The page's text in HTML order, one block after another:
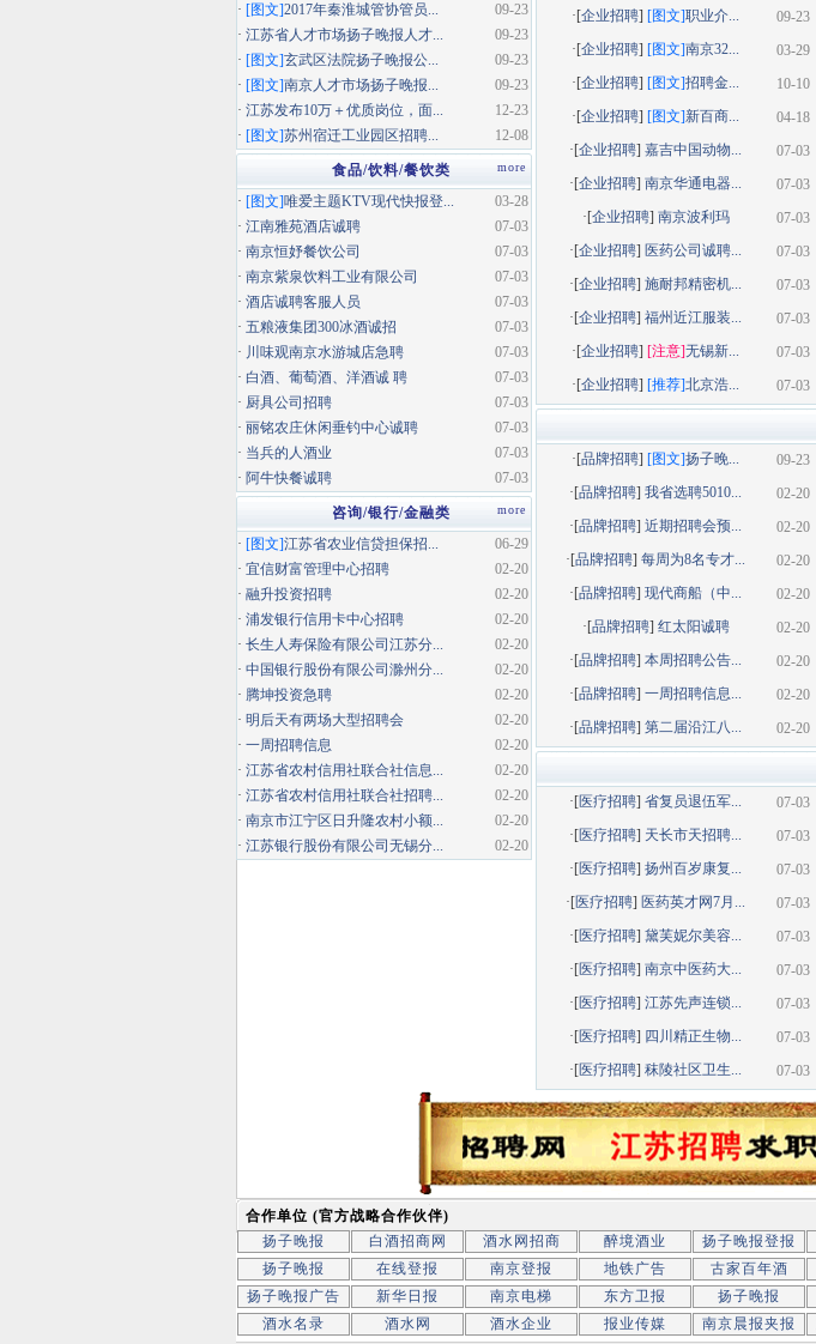
09-23
·[企业招聘] [图文]职业介...
03-29
·[企业招聘] [图文]南京32...
10-10
·[企业招聘] [图文]招聘金...
04-18
·[企业招聘] [图文]新百商...
07-03
·[企业招聘]嘉吉中国动物...
07-03
·[企业招聘]南京华通电器...
07-03
·[企业招聘] 南京波利玛
07-03
·[企业招聘] 医药公司诚聘...
07-03
·[企业招聘]施耐邦精密机...
07-03
·[企业招聘]福州近江服装...
07-03
·[企业招聘] [注意]无锡新...
07-03
·[企业招聘] [推荐]北京浩...
09-23
·[品牌招聘] [图文]扬子晚...
02-20
·[品牌招聘]我省选聘5010...
02-20
·[品牌招聘]近期招聘会预...
02-20
·[品牌招聘]每周为8名专才...
02-20
·[品牌招聘]现代商船（中...
02-20
·[品牌招聘] 红太阳诚聘
02-20
·[品牌招聘]本周招聘公告...
02-20
·[品牌招聘]一周招聘信息...
02-20
·[品牌招聘]第二届沿江八...
07-03
·[医疗招聘]省复员退伍军...
07-03
·[医疗招聘] 天长市天招聘...
07-03
·[医疗招聘]扬州百岁康复...
07-03
·[医疗招聘] 医药英才网7月...
07-03
·[医疗招聘]黛芙妮尔美容...
07-03
·[医疗招聘]南京中医药大...
07-03
·[医疗招聘]江苏先声连锁...
07-03
·[医疗招聘] 四川精正生物...
07-03
·[医疗招聘]秣陵社区卫生...
09-23
· [图文]2017年秦淮城管协管员...
09-23
· 江苏省人才市场扬子晚报人才...
09-23
· [图文]玄武区法院扬子晚报公...
09-23
· [图文]南京人才市场扬子晚报...
12-23
· 江苏发布10万＋优质岗位，面...
12-08
· [图文]苏州宿迁工业园区招聘...
more
食品/饮料/餐饮类
03-28
· [图文]唯爱主题KTV现代快报登...
07-03
· 江南雅苑酒店诚聘
07-03
· 南京恒妤餐饮公司
07-03
· 南京紫泉饮料工业有限公司
07-03
· 酒店诚聘客服人员
07-03
· 五粮液集团300冰酒诚招
07-03
· 川味观南京水游城店急聘
07-03
· 白酒、葡萄酒、洋酒诚 聘
07-03
· 厨具公司招聘
07-03
· 丽铭农庄休闲垂钓中心诚聘
07-03
· 当兵的人酒业
07-03
· 阿牛快餐诚聘
more
咨询/银行/金融类
06-29
· [图文]江苏省农业信贷担保招...
02-20
· 宜信财富管理中心招聘
02-20
· 融升投资招聘
02-20
· 浦发银行信用卡中心招聘
02-20
· 长生人寿保险有限公司江苏分...
02-20
· 中国银行股份有限公司滁州分...
02-20
· 腾坤投资急聘
02-20
· 明后天有两场大型招聘会
02-20
· 一周招聘信息
02-20
· 江苏省农村信用社联合社信息...
02-20
· 江苏省农村信用社联合社招聘...
02-20
· 南京市江宁区日升隆农村小额...
02-20
· 江苏银行股份有限公司无锡分...
合作单位 (官方战略合作伙伴)
扬子晚报
白酒招商网 酒水网招商 醉境酒业 扬子晚报登报
扬子晚报
在线登报 南京登报 地铁广告 古家百年酒
扬子晚报广告
新华日报 南京电梯 东方卫报 扬子晚报
酒水名录
酒水网 酒水企业 报业传媒 南京晨报夹报